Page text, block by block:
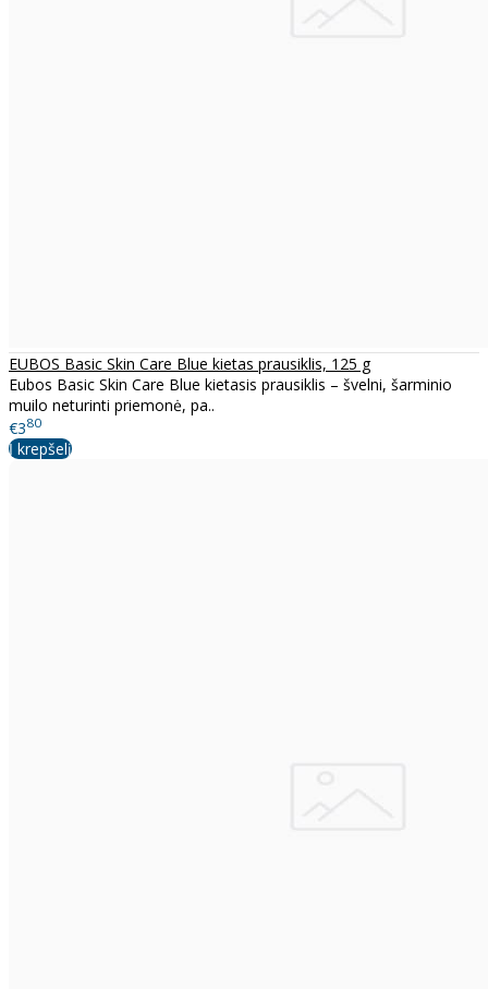
EUBOS Basic Skin Care Blue kietas prausiklis, 125 g
Eubos Basic Skin Care Blue kietasis prausiklis – švelni, šarminio
muilo neturinti priemonė, pa..
€380
Į krepšelį